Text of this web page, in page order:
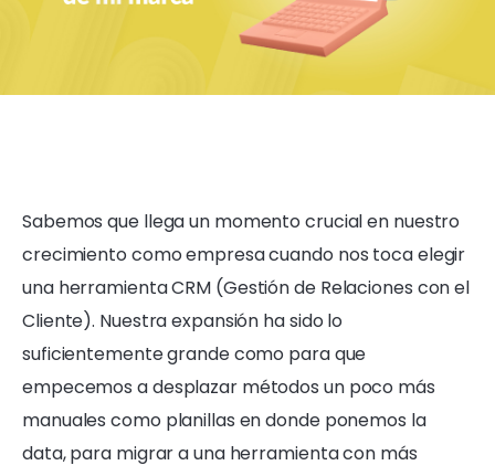
Sabemos que llega un momento crucial en nuestro
crecimiento como empresa cuando nos toca elegir
una herramienta CRM (Gestión de Relaciones con el
Cliente). Nuestra expansión ha sido lo
suficientemente grande como para que
empecemos a desplazar métodos un poco más
manuales como planillas en donde ponemos la
data, para migrar a una herramienta con más